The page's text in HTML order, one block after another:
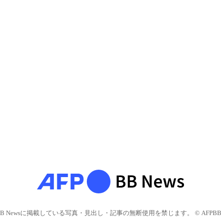
Newsに掲載している写真・見出し・記事の無断使用を禁じます。 © AFPBB